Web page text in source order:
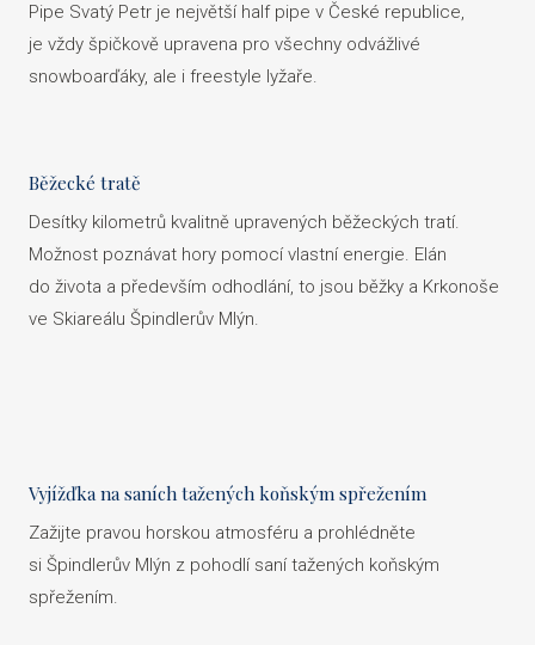
Pipe Svatý Petr je největší half pipe v České republice,
je vždy špičkově upravena pro všechny odvážlivé
snowboarďáky, ale i freestyle lyžaře.
Běžecké tratě
Desítky kilometrů kvalitně upravených běžeckých tratí.
Možnost poznávat hory pomocí vlastní energie. Elán
do života a především odhodlání, to jsou běžky a Krkonoše
ve Skiareálu Špindlerův Mlýn.
Vyjížďka na saních tažených koňským spřežením
Zažijte pravou horskou atmosféru a prohlédněte
si Špindlerův Mlýn z pohodlí saní tažených koňským
spřežením.